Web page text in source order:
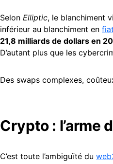
Selon Elliptic, le blanchiment
inférieur au blanchiment en fiat
21,8 milliards de dollars en
D’autant plus que les
Des swaps complexes,
Crypto : l’arme
C’est toute l’ambiguïté du